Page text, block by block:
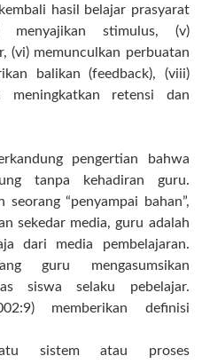
hasil belajar prasyarat
stimulus, (v)
(vi) memunculkan perbuatan
balikan (feedback), (viii)
meningkatkan retensi dan
pengertian bahwa
tanpa kehadiran guru.
“penyampai bahan”,
sekedar media, guru adalah
dari media pembelajaran.
guru mengasumsikan
siswa selaku pebelajar.
memberikan definisi
sistem atau proses